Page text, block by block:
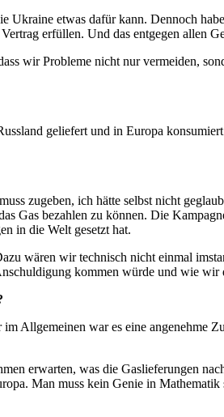
Ukraine etwas dafür kann. Dennoch
erfüllen. Und das entgegen allen
wir Probleme nicht nur vermeiden,
geliefert und in Europa
zugeben, ich hätte selbst nicht
Gas bezahlen zu können. Die
in die Welt gesetzt hat.
wären wir technisch nicht einmal
kommen würde und wie wir
Allgemeinen war es eine angenehme
erwarten, was die Gaslieferungen
Man muss kein Genie in